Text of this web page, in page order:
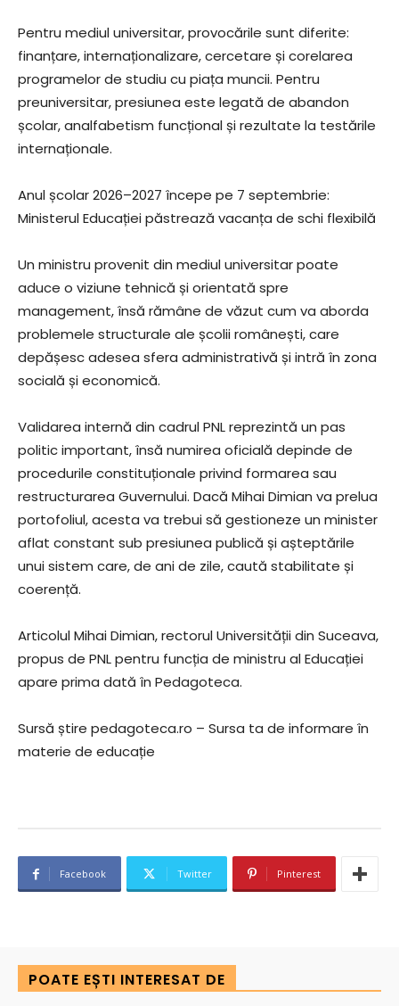
Pentru mediul universitar, provocările sunt diferite:
finanțare, internaționalizare, cercetare și corelarea
programelor de studiu cu piața muncii. Pentru
preuniversitar, presiunea este legată de abandon
școlar, analfabetism funcțional și rezultate la testările
internaționale.
Anul școlar 2026–2027 începe pe 7 septembrie:
Ministerul Educației păstrează vacanța de schi flexibilă
Un ministru provenit din mediul universitar poate
aduce o viziune tehnică și orientată spre
management, însă rămâne de văzut cum va aborda
problemele structurale ale școlii românești, care
depășesc adesea sfera administrativă și intră în zona
socială și economică.
Validarea internă din cadrul PNL reprezintă un pas
politic important, însă numirea oficială depinde de
procedurile constituționale privind formarea sau
restructurarea Guvernului. Dacă Mihai Dimian va prelua
portofoliul, acesta va trebui să gestioneze un minister
aflat constant sub presiunea publică și așteptările
unui sistem care, de ani de zile, caută stabilitate și
coerență.
Articolul Mihai Dimian, rectorul Universității din Suceava,
propus de PNL pentru funcția de ministru al Educației
apare prima dată în Pedagoteca.
Sursă știre pedagoteca.ro – Sursa ta de informare în
materie de educație
Facebook Twitter Pinterest
POATE EȘTI INTERESAT DE